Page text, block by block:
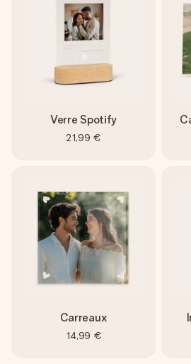
Verre Spotify
21,99 €
Carreaux
14,99 €